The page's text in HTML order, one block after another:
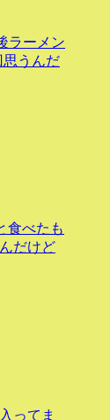
ラーメン
思うんだ
食べたも
だけど
ってま